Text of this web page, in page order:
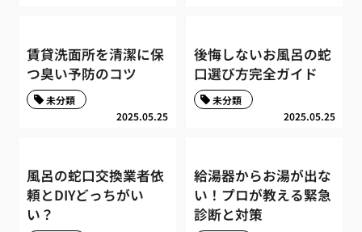
賃貸洗面所を清潔に保
つ臭い予防のコツ
2025.05.25
未分類
後悔しないお風呂の蛇
口選び方完全ガイド
2025.05.25
未分類
風呂の蛇口交換業者依
頼とDIYどっちがい
い？
給湯器からお湯が出な
い！プロが教える緊急
診断と対策